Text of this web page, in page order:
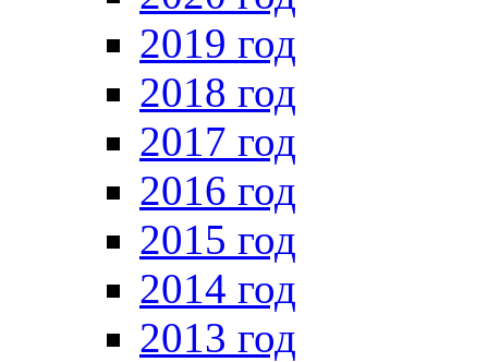
2019 год
2018 год
2017 год
2016 год
2015 год
2014 год
2013 год